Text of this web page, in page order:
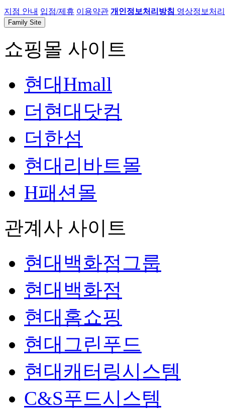
지점 안내 입점/제휴 이용약관 개인정보처리방침 영상정보처
Family Site
쇼핑몰 사이트
현대Hmall
더현대닷컴
더한섬
현대리바트몰
H패션몰
관계사 사이트
현대백화점그룹
현대백화점
현대홈쇼핑
현대그린푸드
현대캐터링시스템
C&S푸드시스템